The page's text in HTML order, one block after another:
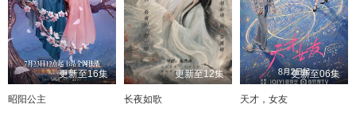
更新至16集
昭阳公主
更新至12集
长夜如歌
更新至06集
天才，女友